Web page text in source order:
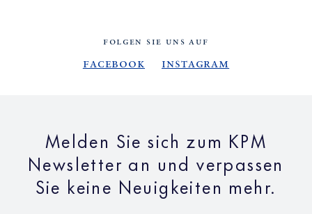
FOLGEN SIE UNS AUF
Facebook Instagram
Melden Sie sich zum KPM
Newsletter an und verpassen
Sie keine Neuigkeiten mehr.